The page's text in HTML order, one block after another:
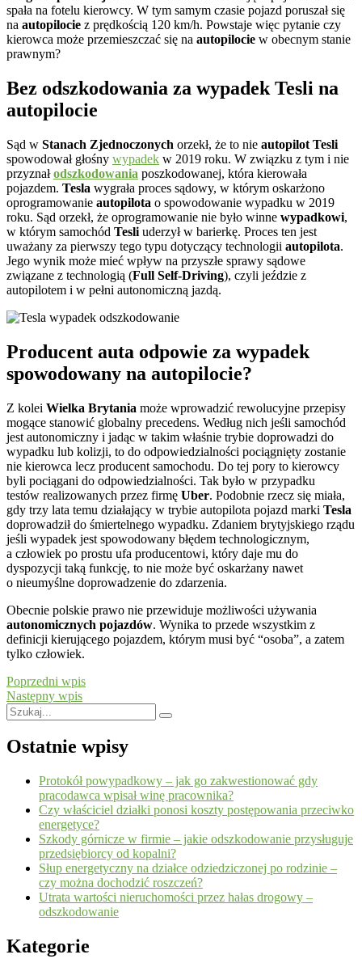
spała na fotelu kierowcy. W tym samym czasie pojazd poruszał się
na autopilocie z prędkością 120 km/h. Powstaje więc pytanie czy
kierowca może przemieszczać się na autopilocie w obecnym stanie
prawnym?
Bez odszkodowania za wypadek Tesli na
autopilocie
Sąd w Stanach Zjednoczonych orzekł, że to nie autopilot Tesli
spowodował głośny wypadek w 2019 roku. W związku z tym i nie
przyznałodszkodowania poszkodowanej, która kierowała
pojazdem. Tesla wygrała proces sądowy, w którym oskarżono
oprogramowanie autopilota o spowodowanie wypadku w 2019
roku. Sąd orzekł, że oprogramowanie nie było winne wypadkowi,
w którym samochód Tesli uderzył w barierkę. Proces ten jest
uważany za pierwszy tego typu dotyczący technologii autopilota.
Jego wynik może mieć wpływ na przyszłe sprawy sądowe
związane z technologią (Full Self-Driving), czyli jeździe z
autopilotem i w pełni autonomiczną jazdą.
Producent auta odpowie za wypadek
spowodowany na autopilocie?
Z kolei Wielka Brytania może wprowadzić rewolucyjne przepisy
mogące stanowić globalny precedens. Według nich jeśli samochód
jest autonomiczny i jadąc w takim właśnie trybie doprowadzi do
wypadku lub kolizji, to do odpowiedzialności pociągnięty zostanie
nie kierowca lecz producent samochodu. Do tej pory to kierowcy
byli pociągani do odpowiedzialności. Tak było w przypadku
testów realizowanych przez firmę Uber. Podobnie rzecz się miała,
gdy trzy lata temu działający w trybie autopilota pojazd marki Tesla
doprowadził do śmiertelnego wypadku. Zdaniem brytyjskiego rządu
jeśli wypadek jest spowodowany błędem technologicznym,
a człowiek po prostu ufa producentowi, który daje mu do
dyspozycji taką funkcję, to nie może być oskarżany nawet
o nieumyślne doprowadzenie do zdarzenia.
Obecnie polskie prawo nie przewiduje możliwości używania
autonomicznych pojazdów. Wynika to przede wszystkim z
definicji kierującego pojazdem, którym musi być “osoba”, a zatem
tylko człowiek.
Poprzedni wpis
Następny wpis
Ostatnie wpisy
Protokół powypadkowy – jak go zakwestionować gdy
pracodawca wpisał winę pracownika?
Czy właściciel działki ponosi koszty postępowania przeciwko
energetyce?
Szkody górnicze w firmie – jakie odszkodowanie przysługuje
przedsiębiorcy od kopalni?
Słup energetyczny na działce odziedziczonej po rodzinie –
czy można dochodzić roszczeń?
Utrata wartości nieruchomości przez hałas drogowy –
odszkodowanie
Kategorie